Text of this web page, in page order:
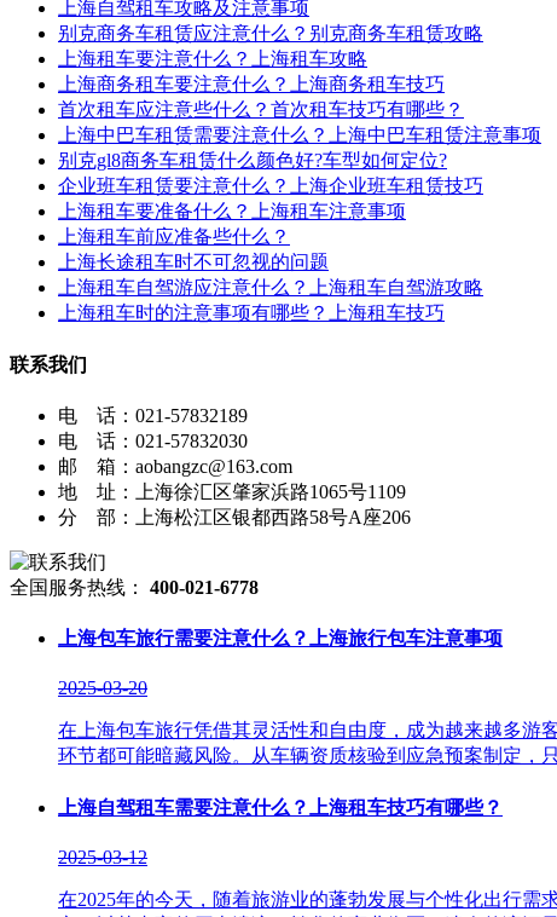
上海自驾租车攻略及注意事项
别克商务车租赁应注意什么？别克商务车租赁攻略
上海租车要注意什么？上海租车攻略
上海商务租车要注意什么？上海商务租车技巧
首次租车应注意些什么？首次租车技巧有哪些？
上海中巴车租赁需要注意什么？上海中巴车租赁注意事项
别克gl8商务车租赁什么颜色好?车型如何定位?
企业班车租赁要注意什么？上海企业班车租赁技巧
上海租车要准备什么？上海租车注意事项
上海租车前应准备些什么？
上海长途租车时不可忽视的问题
上海租车自驾游应注意什么？上海租车自驾游攻略
上海租车时的注意事项有哪些？上海租车技巧
联系我们
电 话：021-57832189
电 话：021-57832030
邮 箱：aobangzc@163.com
地 址：上海徐汇区肇家浜路1065号1109
分 部：上海松江区银都西路58号A座206
全国服务热线： 400-021-6778
上海包车旅行需要注意什么？上海旅行包车注意事项
2025-03-20
在上海包车旅行凭借其灵活性和自由度，成为越来越多游
环节都可能暗藏风险。从车辆资质核验到应急预案制定，只
上海自驾租车需要注意什么？上海租车技巧有哪些？
2025-03-12
在2025年的今天，随着旅游业的蓬勃发展与个性化出行